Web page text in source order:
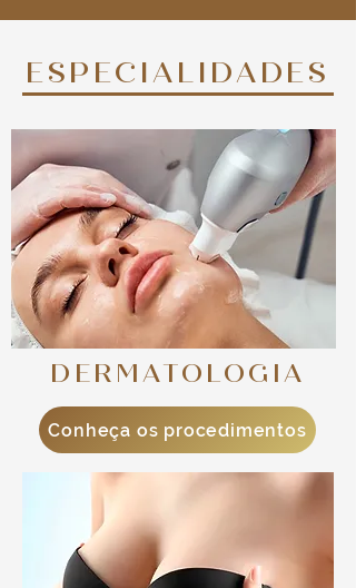
ESPECIALIDADES
Conheça os procedimentos
DERMATOLOGIA